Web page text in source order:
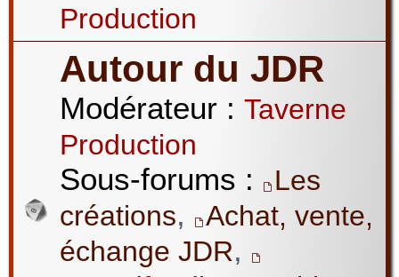
Production
Autour du JDR
Modérateur : Taverne
Production
Sous-forums :
Les
créations,
Achat, vente,
échange JDR,